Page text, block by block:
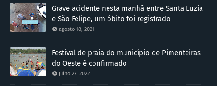
Grave acidente nesta manhã entre Santa Luzia
e São Felipe, um óbito foi registrado
agosto 18, 2021
Festival de praia do município de Pimenteiras
do Oeste é confirmado
julho 27, 2022